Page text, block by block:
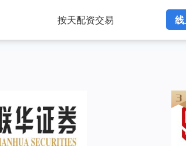
按天配资交易